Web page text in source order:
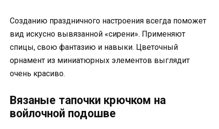
Созданию праздничного настроения всегда поможет
вид искусно вывязанной «сирени». Применяют
спицы, свою фантазию и навыки. Цветочный
орнамент из миниатюрных элементов выглядит
очень красиво.
Вязаные тапочки крючком на
войлочной подошве